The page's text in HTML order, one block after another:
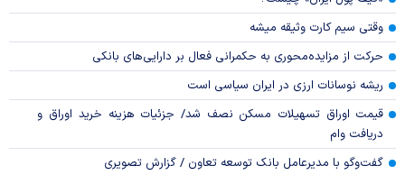
وقتی سیم کارت وثیقه میشه
حرکت از مزایده‌محوری به حکمرانی فعال بر دارایی‌های بانکی
ریشه نوسانات ارزی در ایران سیاسی است
قیمت اوراق تسهیلات مسکن نصف شد/ جزئیات هزینه خرید اوراق و
دریافت وام
گفت‌وگو با مدیرعامل بانک توسعه تعاون / گزارش تصویری